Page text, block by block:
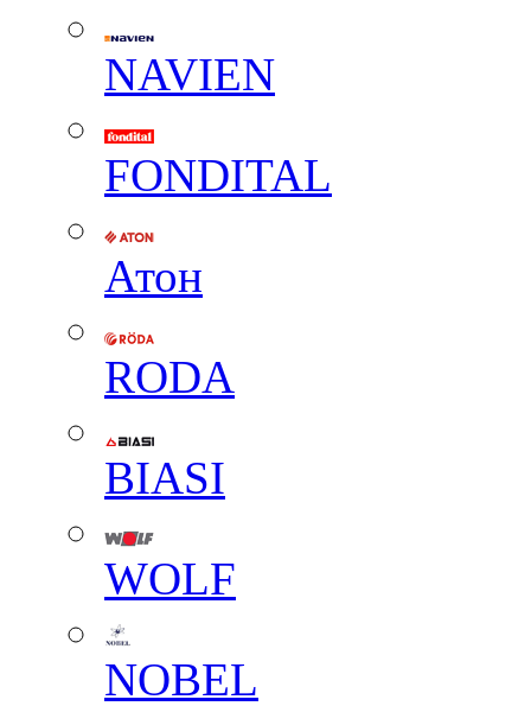
NAVIEN
FONDITAL
Атон
RODA
BIASI
WOLF
NOBEL